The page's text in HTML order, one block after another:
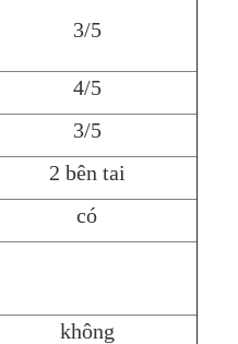
3/5
4/5
3/5
2 bên tai
có
không